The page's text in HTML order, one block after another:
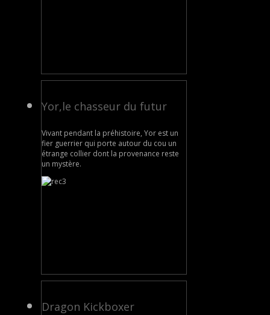
Yor,le chasseur du futur
Vivant pendant la préhistoire, Yor est un
fier guerrier qui porte autour du cou un
étrange collier dont la provenance reste
un mystère.
Dragon Kickboxer